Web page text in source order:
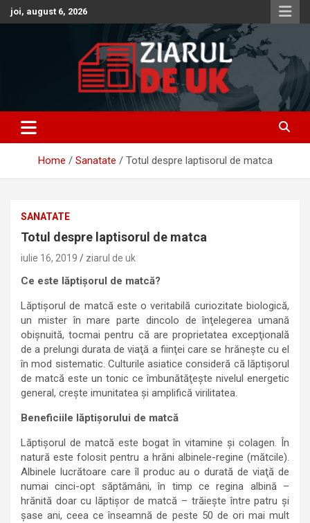
Skip
to
joi, august 6, 2026
Anunturi UK – Stiri UK – Ziarul
de UK – Ziar Romanesc UK –
Informatii Utile
Anunturi – Stiri – Informatii Utile
Home Sanatate Totul despre laptisorul de matca
SANATATE
Totul despre laptisorul de matca
iulie 16, 2019 ziarul de uk
Ce este lăptișorul de matcă?
Lăptişorul de matcă este o veritabilă curiozitate biologică,
un mister în mare parte dincolo de înţelegerea umană
obişnuită, tocmai pentru că are proprietatea excepţională
de a prelungi durata de viaţă a fiinţei care se hrăneşte cu el
în mod sistematic. Culturile asiatice consideră că lăptişorul
de matcă este un tonic ce îmbunătăţeşte nivelul energetic
general, creşte imunitatea și amplifică virilitatea.
Beneficiile lăptișorului de matcă
Lăptişorul de matcă este bogat în vitamine şi colagen. În
natură este folosit pentru a hrăni albinele-regine (mătcile).
Albinele lucrătoare care îl produc au o durată de viaţă de
numai cinci-opt săptămâni, în timp ce regina albină –
hrănită doar cu lăptişor de matcă – trăieşte între patru şi
şase ani, ceea ce înseamnă de peste 50 de ori mai mult